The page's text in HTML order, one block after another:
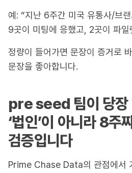
예: “지난 6주간 미국 유통사/브
9곳이 미팅에 응했고, 2곳이 파일
정량이 들어가면 문장이 증거로
문장을 좋아합니다.
pre seed 팀이 당장
‘법인’이 아니라 8주
검증입니다
Prime Chase Data의 관점에서